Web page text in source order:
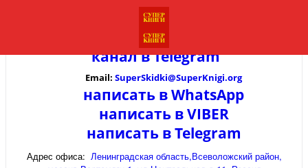
канал вTelegram
Email: SuperSkidki@SuperKnigi.org
написать в WhatsApp
написать в VIBER
написать в Telegram
Адрес офиса: Ленинградская область,Всеволожский район,